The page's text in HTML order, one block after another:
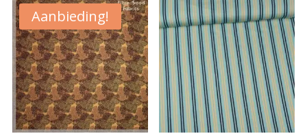
€ 21,90.€ 10,00.
Aanbieding!